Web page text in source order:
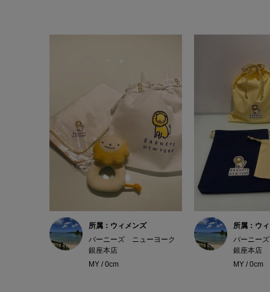
所属：ウィメンズ
バーニーズ ニューヨーク
銀座本店
MY / 0cm
所属：ウ
バーニー
銀座本店
MY / 0cm